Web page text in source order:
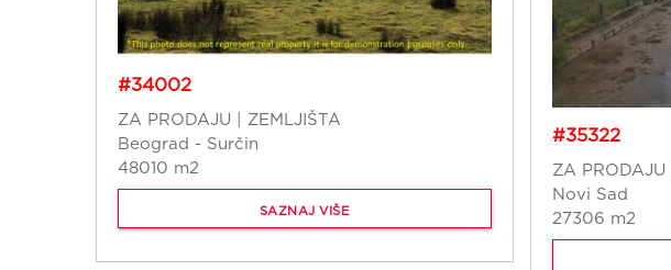
#34002
ZA PRODAJU | ZEMLJIŠTA
Beograd - Surčin
48010 m2
SAZNAJ VIŠE
#35322
ZA PRODAJU
Novi Sad
27306 m2